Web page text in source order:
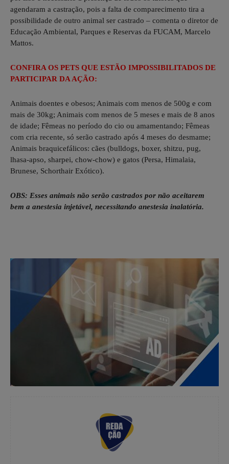
agendaram a castração, pois a falta de comparecimento tira a
possibilidade de outro animal ser castrado – comenta o diretor de
Educação Ambiental, Parques e Reservas da FUCAM, Marcelo
Mattos.
CONFIRA OS PETS QUE ESTÃO IMPOSSIBILITADOS DE
PARTICIPAR DA AÇÃO:
Animais doentes e obesos; Animais com menos de 500g e com
mais de 30kg; Animais com menos de 5 meses e mais de 8 anos
de idade; Fêmeas no período do cio ou amamentando; Fêmeas
com cria recente, só serão castrado após 4 meses do desmame;
Animais braquicefálicos: cães (bulldogs, boxer, shitzu, pug,
lhasa-apso, sharpei, chow-chow) e gatos (Persa, Himalaia,
Brunese, Schorthair Exótico).
OBS: Esses animais não serão castrados por não aceitarem
bem a anestesia injetável, necessitando anestesia inalatória.